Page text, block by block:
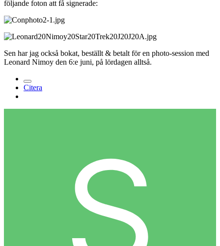
följande foton att få signerade:
Sen har jag också bokat, beställt & betalt för en photo-session med
Leonard Nimoy den 6:e juni, på lördagen alltså.
Citera